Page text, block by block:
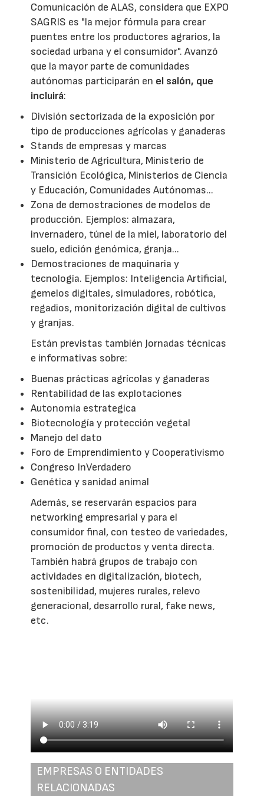
Comunicación de ALAS, considera que EXPO
SAGRIS es "la mejor fórmula para crear
puentes entre los productores agrarios, la
sociedad urbana y el consumidor". Avanzó
que la mayor parte de comunidades
autónomas participarán en el salón, que
incluirá:
División sectorizada de la exposición por
tipo de producciones agrícolas y ganaderas
Stands de empresas y marcas
Ministerio de Agricultura, Ministerio de
Transición Ecológica, Ministerios de Ciencia
y Educación, Comunidades Autónomas...
Zona de demostraciones de modelos de
producción. Ejemplos: almazara,
invernadero, túnel de la miel, laboratorio del
suelo, edición genómica, granja...
Demostraciones de maquinaria y
tecnología. Ejemplos: Inteligencia Artificial,
gemelos digitales, simuladores, robótica,
regadios, monitorización digital de cultivos
y granjas.
Están previstas también Jornadas técnicas
e informativas sobre:
Buenas prácticas agrícolas y ganaderas
Rentabilidad de las explotaciones
Autonomia estrategica
Biotecnología y protección vegetal
Manejo del dato
Foro de Emprendimiento y Cooperativismo
Congreso InVerdadero
Genética y sanidad animal
Además, se reservarán espacios para
networking empresarial y para el
consumidor final, con testeo de variedades,
promoción de productos y venta directa.
También habrá grupos de trabajo con
actividades en digitalización, biotech,
sostenibilidad, mujeres rurales, relevo
generacional, desarrollo rural, fake news,
etc.
EMPRESAS O ENTIDADES
RELACIONADAS